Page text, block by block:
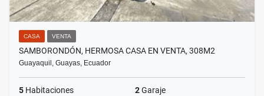
CASA VENTA
SAMBORONDÓN, HERMOSA CASA EN VENTA, 308M2
Guayaquil, Guayas, Ecuador
5 Habitaciones 2Garaje